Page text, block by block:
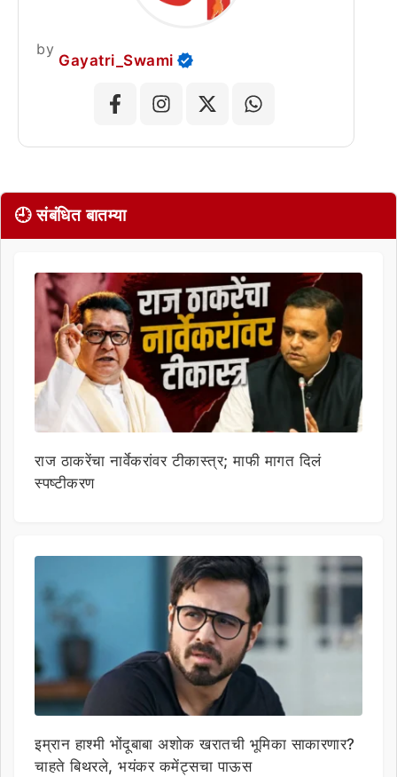
by
Gayatri_Swami
🕘 संबंधित बातम्या
राज ठाकरेंचा नार्वेकरांवर टीकास्त्र; माफी मागत दिलं
स्पष्टीकरण
इम्रान हाश्मी भोंदूबाबा अशोक खरातची भूमिका साकारणार?
चाहते बिथरले, भयंकर कमेंट्सचा पाऊस